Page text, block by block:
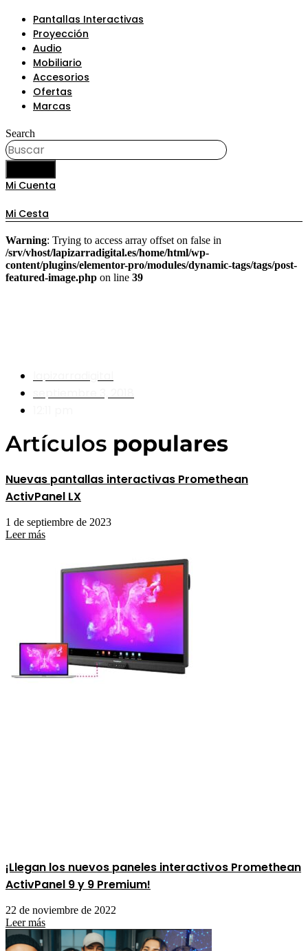
Pantallas Interactivas
Proyección
Audio
Mobiliario
Accesorios
Ofertas
Marcas
Search
Mi Cuenta
Mi Cesta
Warning: Trying to access array offset on false in
/srv/vhost/lapizarradigital.es/home/html/wp-
content/plugins/elementor-pro/modules/dynamic-tags/tags/post-
featured-image.php on line 39
Artículos populares
Nuevas pantallas interactivas Promethean
ActivPanel LX
1 de septiembre de 2023
Leer más
¡Llegan los nuevos paneles interactivos Promethean
ActivPanel 9 y 9 Premium!
22 de noviembre de 2022
Leer más